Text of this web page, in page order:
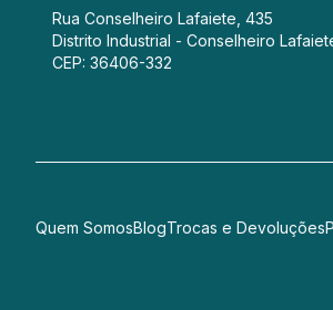
Rua Conselheiro Lafaiete, 435
Distrito Industrial - Conselheiro
CEP: 36406-332
Quem SomosBlogTrocas e Devoluções